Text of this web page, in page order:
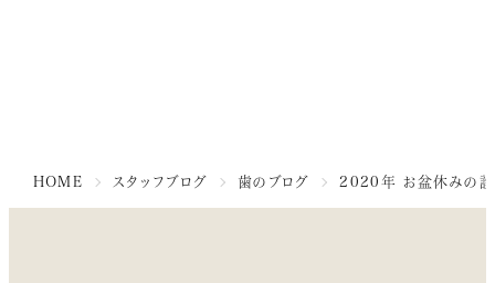
アクセス
HOME スタッフブログ 歯のブログ 2020年 お盆休みの診